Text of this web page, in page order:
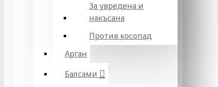
За увредена и
накъсана
Против косопад
Арган
Балсами